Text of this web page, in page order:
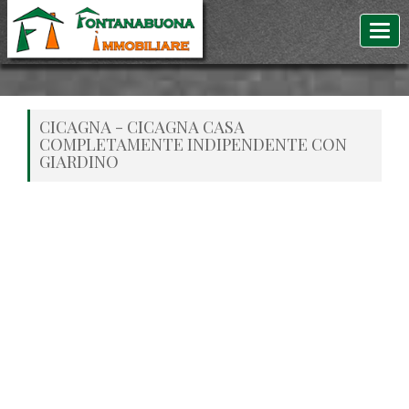
CICAGNA - CICAGNA CASA
COMPLETAMENTE INDIPENDENTE CON
GIARDINO